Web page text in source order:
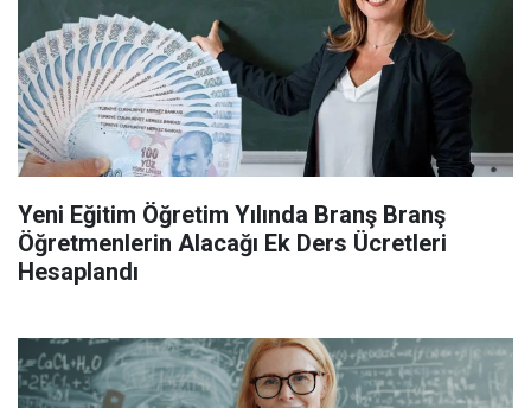
Yeni Eğitim Öğretim Yılında Branş Branş
Öğretmenlerin Alacağı Ek Ders Ücretleri
Hesaplandı